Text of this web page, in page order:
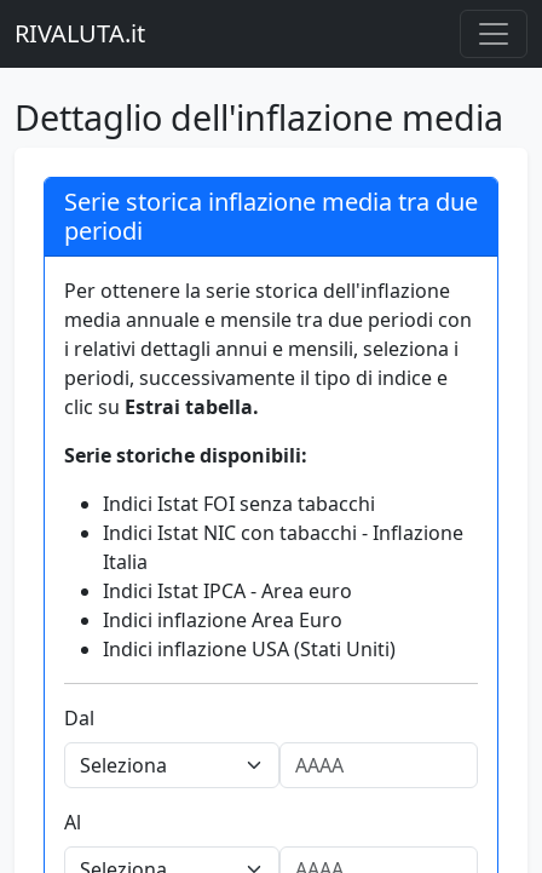
RIVALUTA.it
Dettaglio dell'inflazione media
Serie storica inflazione media tra due
periodi
Per ottenere la serie storica dell'inflazione
media annuale e mensile tra due periodi con
i relativi dettagli annui e mensili, seleziona i
periodi, successivamente il tipo di indice e
clic su Estrai tabella.
Serie storiche disponibili:
Indici Istat FOI senza tabacchi
Indici Istat NIC con tabacchi - Inflazione
Italia
Indici Istat IPCA - Area euro
Indici inflazione Area Euro
Indici inflazione USA (Stati Uniti)
Dal
Al